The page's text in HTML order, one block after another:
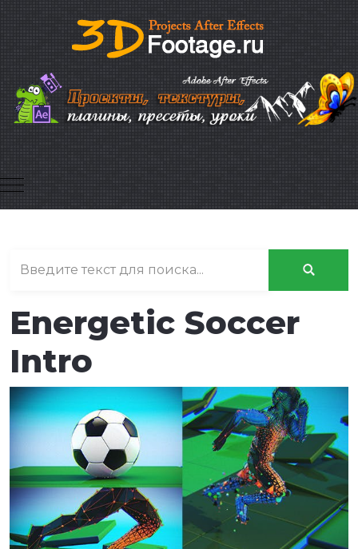
Mobile Menu Toggle
Energetic Soccer
Intro